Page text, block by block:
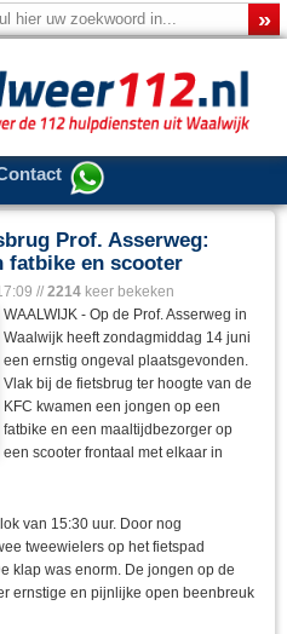
Prof. Asserweg:
fatbike en scooter
// 2214 keer bekeken
WAALWIJK - Op de Prof. Asserweg in
Waalwijk heeft zondagmiddag 14 juni
een ernstig ongeval plaatsgevonden.
Vlak bij de fietsbrug ter hoogte van de
KFC kwamen een jongen op een
fatbike en een maaltijdbezorger op
een scooter frontaal met elkaar in
van 15:30 uur. Door nog
tweewielers op het fietspad
klap was enorm. De jongen op de
ernstige en pijnlijke open beenbreuk